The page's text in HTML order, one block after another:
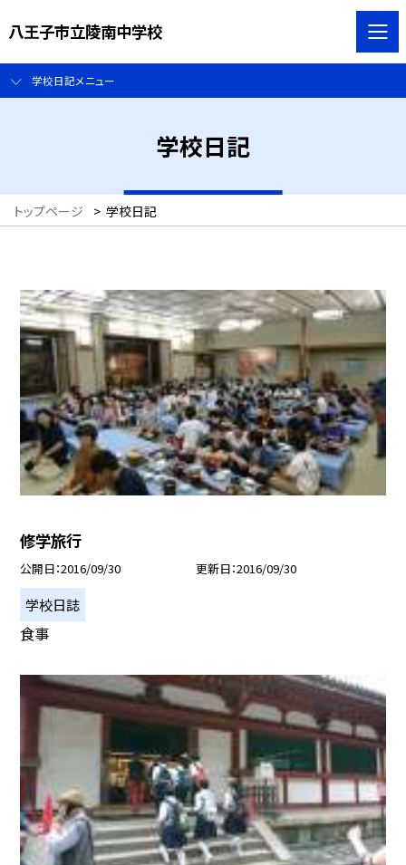
八王子市立陵南中学校
学校日記メニュー
学校日記
トップページ > 学校日記
修学旅行
公開日 2016/09/30 更新日 2016/09/30
学校日誌
食事